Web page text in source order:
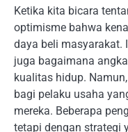
Ketika kita bicara
optimisme bahwa
daya beli masyarakat.
juga bagaimana
kualitas hidup.
bagi pelaku usaha
mereka. Beberapa
tetapi dengan strategi